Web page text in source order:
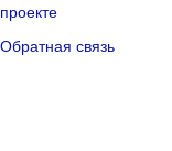
проекте
Обратная связь